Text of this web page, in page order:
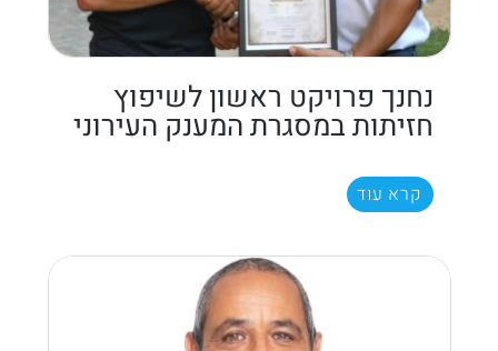
נחנך פרויקט ראשון לשיפוץ
חזיתות במסגרת המענק העירוני
קרא עוד